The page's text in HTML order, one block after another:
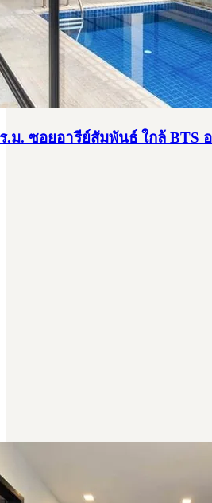
.ม. ซอยอารีย์สัมพันธ์ ใกล้ BTS